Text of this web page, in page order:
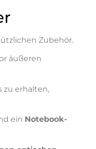
Zubehör.
äußeren
zu erhalten,
ein Notebook-